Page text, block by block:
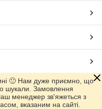
Prom.ua
🙂 Нам дуже приємно, що
шукали. Замовлення
менеджер зв'яжеться з
вказаним на сайті.